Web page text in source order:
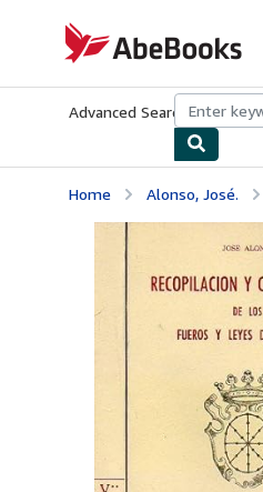
AbeBooks.com
Advanced Search Browse
Home Alonso, José.